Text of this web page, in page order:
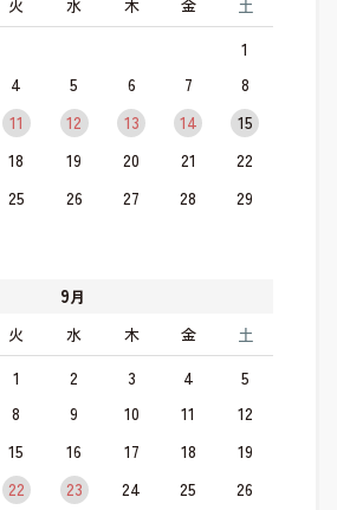
火 水 木 金 土
1
4 5 6 7
8
11 12 13 14
15
18 19 20 21
22
25 26 27 28
29
9月
火 水 木 金 土
1 2 3 4
5
8 9 10 11
12
15 16 17 18
19
22 23 24 25
26